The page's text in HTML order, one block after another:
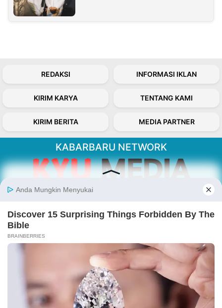
REDAKSI INFORMASI IKLAN
KIRIM KARYA TENTANG KAMI
KIRIM BERITA MEDIA PARTNER
KABARBARU NETWORK
Follow Kabarbaru